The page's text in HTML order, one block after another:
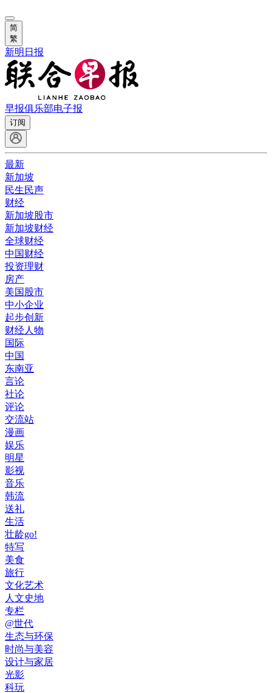
简
繁
新明日报
早报俱乐部电子报
订阅
最新
新加坡
民生民声
财经
新加坡股市
新加坡财经
全球财经
中国财经
投资理财
房产
美国股市
中小企业
起步创新
财经人物
国际
中国
东南亚
言论
社论
评论
交流站
漫画
娱乐
明星
影视
音乐
韩流
送礼
生活
壮龄go!
特写
美食
旅行
文化艺术
人文史地
专栏
@世代
生态与环保
时尚与美容
设计与家居
光影
科玩